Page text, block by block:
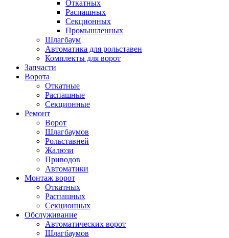
Откатных
Распашных
Секционных
Промышленных
Шлагбаум
Автоматика для рольставен
Комплекты для ворот
Запчасти
Ворота
Откатные
Распашные
Секционные
Ремонт
Ворот
Шлагбаумов
Рольставней
Жалюзи
Приводов
Автоматики
Монтаж ворот
Откатных
Распашных
Секционных
Обслуживание
Автоматических ворот
Шлагбаумов